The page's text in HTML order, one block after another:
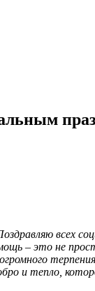
всех
– это не
и тепло,